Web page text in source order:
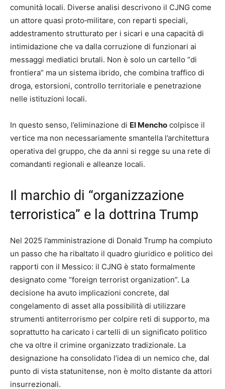
comunità locali. Diverse analisi descrivono il CJNG come
un attore quasi proto‑militare, con reparti speciali,
addestramento strutturato per i sicari e una capacità di
intimidazione che va dalla corruzione di funzionari ai
messaggi mediatici brutali. Non è solo un cartello “di
frontiera” ma un sistema ibrido, che combina traffico di
droga, estorsioni, controllo territoriale e penetrazione
nelle istituzioni locali.
In questo senso, l’eliminazione di El Mencho colpisce il
vertice ma non necessariamente smantella l’architettura
operativa del gruppo, che da anni si regge su una rete di
comandanti regionali e alleanze locali.
Il marchio di “organizzazione
terroristica” e la dottrina Trump
Nel 2025 l’amministrazione di Donald Trump ha compiuto
un passo che ha ribaltato il quadro giuridico e politico dei
rapporti con il Messico: il CJNG è stato formalmente
designato come “foreign terrorist organization”. La
decisione ha avuto implicazioni concrete, dal
congelamento di asset alla possibilità di utilizzare
strumenti antiterrorismo per colpire reti di supporto, ma
soprattutto ha caricato i cartelli di un significato politico
che va oltre il crimine organizzato tradizionale. La
designazione ha consolidato l’idea di un nemico che, dal
punto di vista statunitense, non è molto distante da attori
insurrezionali.